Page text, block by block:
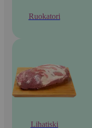
Ruokatori
Lihatiski